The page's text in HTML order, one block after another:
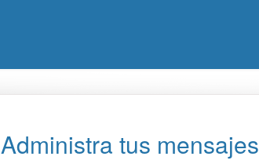
Administra tus mensajes